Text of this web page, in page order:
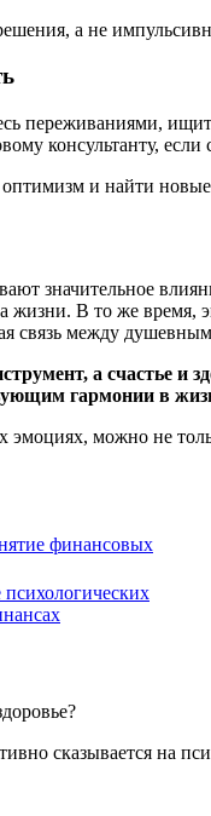
а не
переживаниями,
консультанту, если
и найти
значительное
жизни. В то же
связь между
а счастье и
гармонии в
можно не
финансовых
психологических
сказывается на